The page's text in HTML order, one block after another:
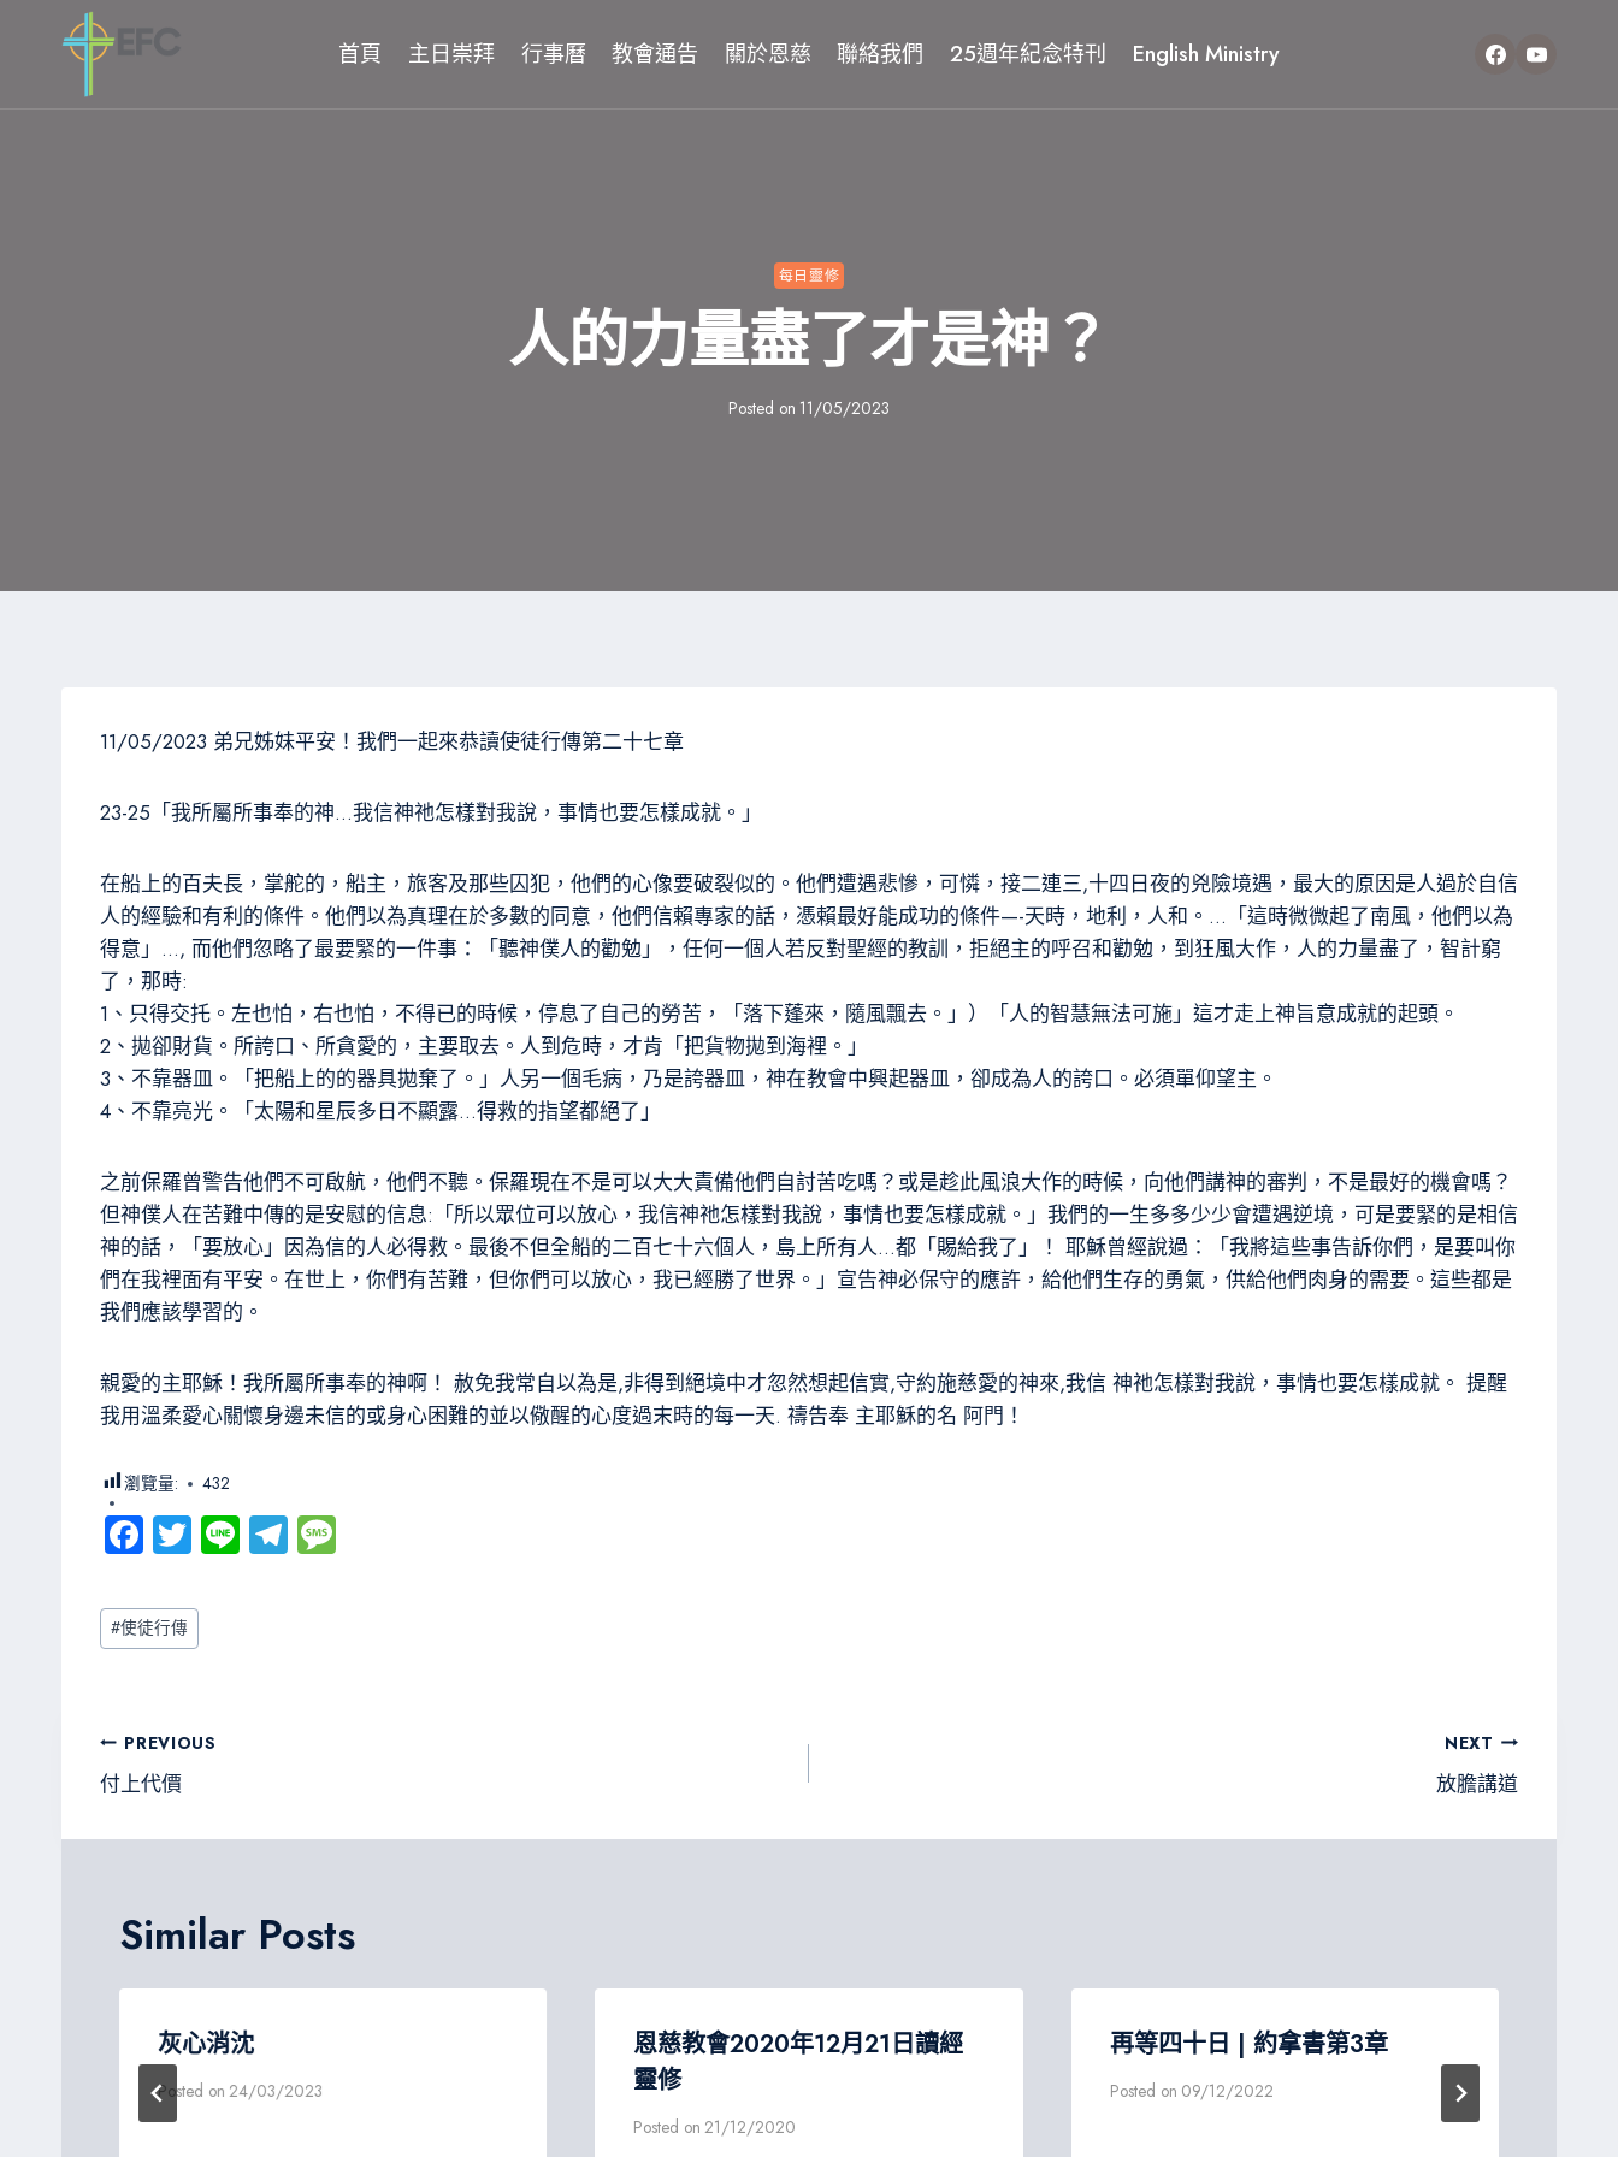
首頁 主日崇拜 行事曆 教會通告 關於恩慈 聯絡我們 25週年紀念特刊 English Ministry
每日靈修
人的力量盡了才是神？
Posted on 11/05/2023
11/05/2023 弟兄姊妹平安！我們一起來恭讀使徒行傳第二十七章
23-25「我所屬所事奉的神…我信神祂怎樣對我說，事情也要怎樣成就。」
在船上的百夫長，掌舵的，船主，旅客及那些囚犯，他們的心像要破裂似的。他們遭遇悲慘，可憐，接二連三,十四日夜的兇險境遇，最大的原因是人過於自信
人的經驗和有利的條件。他們以為真理在於多數的同意，他們信賴專家的話，憑賴最好能成功的條件—-天時，地利，人和。…「這時微微起了南風，他們以為
得意」…, 而他們忽略了最要緊的一件事：「聽神僕人的勸勉」，任何一個人若反對聖經的教訓，拒絕主的呼召和勸勉，到狂風大作，人的力量盡了，智計窮
了，那時:
1、只得交托。左也怕，右也怕，不得已的時候，停息了自己的勞苦，「落下蓬來，隨風飄去。」）「人的智慧無法可施」這才走上神旨意成就的起頭。
2、拋卻財貨。所誇口、所貪愛的，主要取去。人到危時，才肯「把貨物拋到海裡。」
3、不靠器皿。「把船上的的器具拋棄了。」人另一個毛病，乃是誇器皿，神在教會中興起器皿，卻成為人的誇口。必須單仰望主。
4、不靠亮光。「太陽和星辰多日不顯露…得救的指望都絕了」
之前保羅曾警告他們不可啟航，他們不聽。保羅現在不是可以大大責備他們自討苦吃嗎？或是趁此風浪大作的時候，向他們講神的審判，不是最好的機會嗎？
但神僕人在苦難中傳的是安慰的信息:「所以眾位可以放心，我信神祂怎樣對我說，事情也要怎樣成就。」我們的一生多多少少會遭遇逆境，可是要緊的是相信
神的話，「要放心」因為信的人必得救。最後不但全船的二百七十六個人，島上所有人…都「賜給我了」！ 耶穌曾經說過：「我將這些事告訴你們，是要叫你
們在我裡面有平安。在世上，你們有苦難，但你們可以放心，我已經勝了世界。」宣告神必保守的應許，給他們生存的勇氣，供給他們肉身的需要。這些都是
我們應該學習的。
親愛的主耶穌！我所屬所事奉的神啊！ 赦免我常自以為是,非得到絕境中才忽然想起信實,守約施慈愛的神來,我信 神祂怎樣對我說，事情也要怎樣成就。 提醒
我用溫柔愛心關懷身邊未信的或身心困難的並以儆醒的心度過末時的每一天. 禱告奉 主耶穌的名 阿門！
瀏覽量: 432
Fa
ce
b
o
T
wi
tt
er
Li
ne
Te
le
Post
Tags:
#使徒行傳
文
章
導
PREVIOUS
付上代價
NEXT
放膽講道
Similar Posts
灰心消沈
Posted on 24/03/2023
恩慈教會2020年12月21日讀經
靈修
Posted on 21/12/2020
再等四十日 | 約拿書第3章
Posted on 09/12/2022